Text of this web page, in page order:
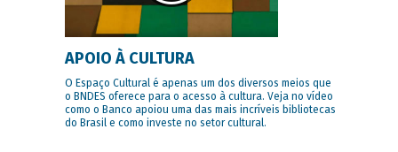
APOIO À CULTURA
O Espaço Cultural é apenas um dos diversos meios que
o BNDES oferece para o acesso à cultura. Veja no vídeo
como o Banco apoiou uma das mais incríveis bibliotecas
do Brasil e como investe no setor cultural.